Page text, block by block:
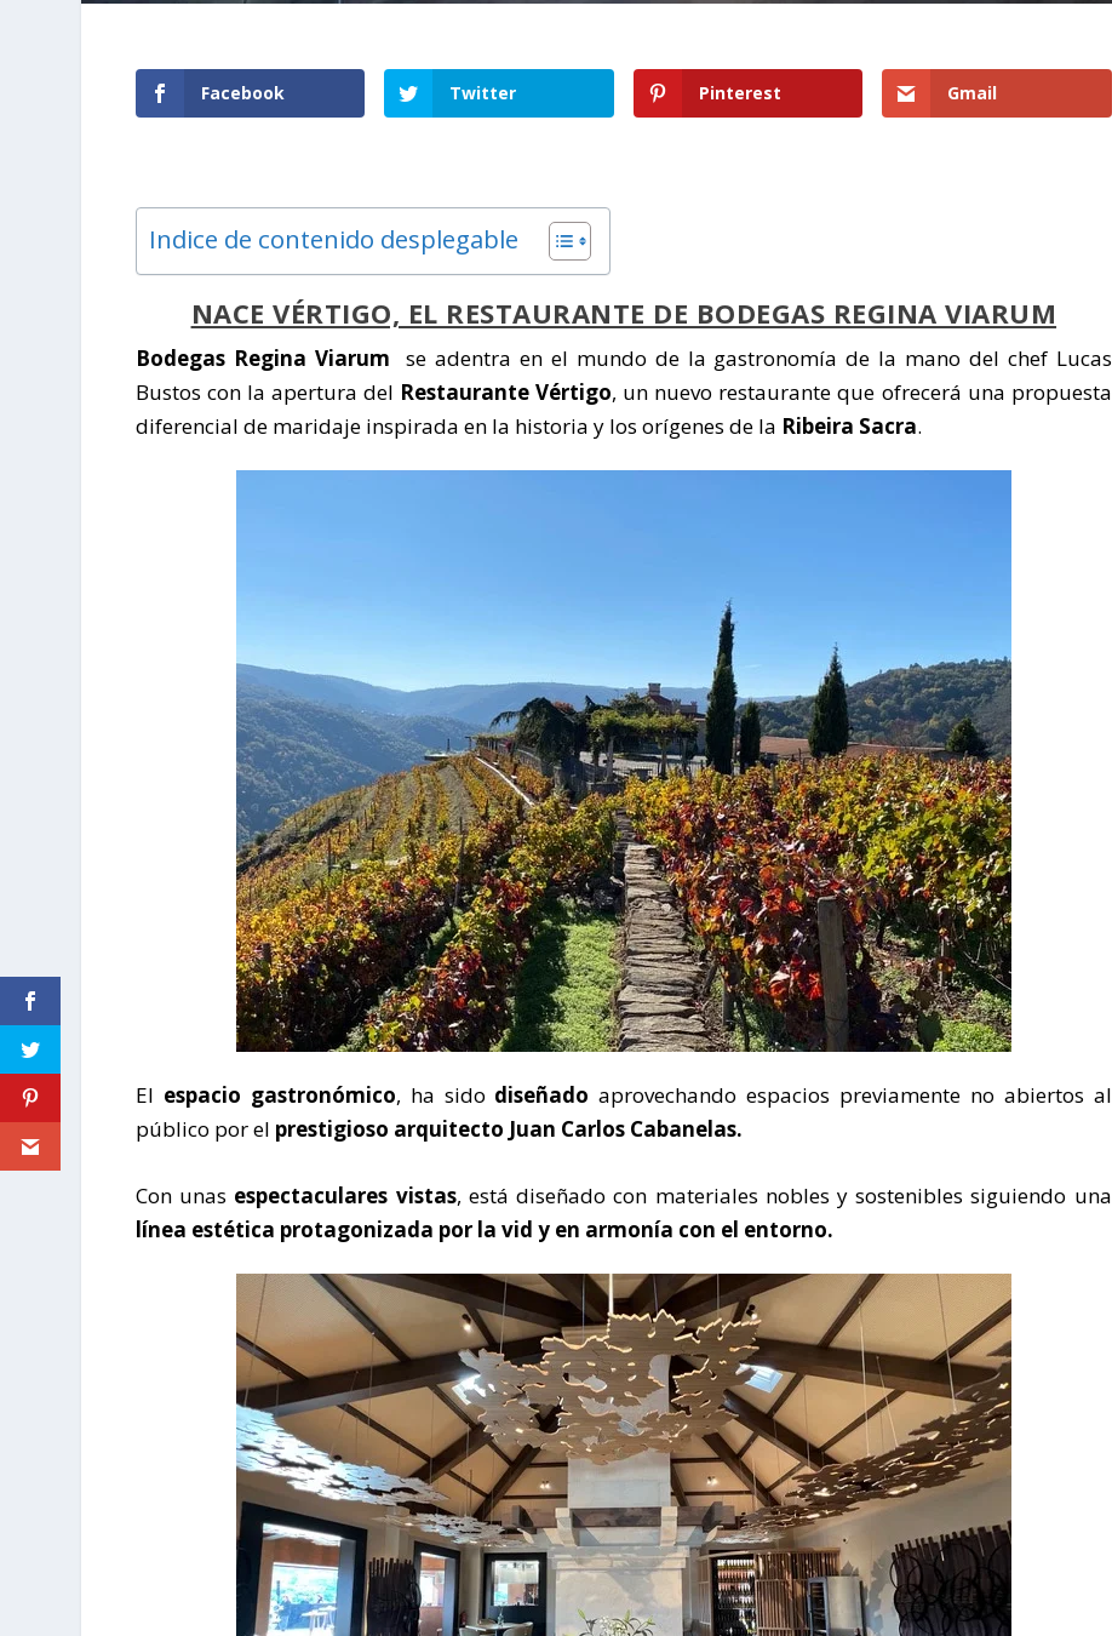
Facebook Twitter Pinterest Gmail
Indice de contenido desplegable
NACE VÉRTIGO, EL RESTAURANTE DE BODEGAS REGINA VIARUM
Bodegas Regina Viarum
se adentra en el mundo de la gastronomía de la mano del chef Lucas
Bustos con la apertura del Restaurante Vértigo, un nuevo restaurante que ofrecerá una propuesta
diferencial de maridaje inspirada en la historia y los orígenes de la Ribeira Sacra.
El espacio gastronómico, ha sido diseñado aprovechando espacios previamente no abiertos al
público por el prestigioso arquitecto Juan Carlos Cabanelas.
Con unas espectaculares vistas, está diseñado con materiales nobles y sostenibles siguiendo una
línea estética protagonizada por la vid y en armonía con el entorno.